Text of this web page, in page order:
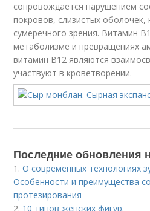
сопровождается нарушением
покровов, слизистых
сумеречного зрения. Витамин
метаболизме и превращениях
витамин В12 являются
участвуют в кроветворении.
Последние обновления
1.О современных технологиях
Особенности и преимущества
протезирования
2. 10 типов женских фигур.